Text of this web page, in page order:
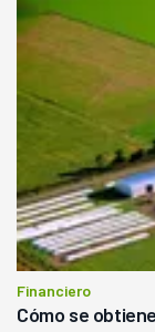
Financiero
Cómo se